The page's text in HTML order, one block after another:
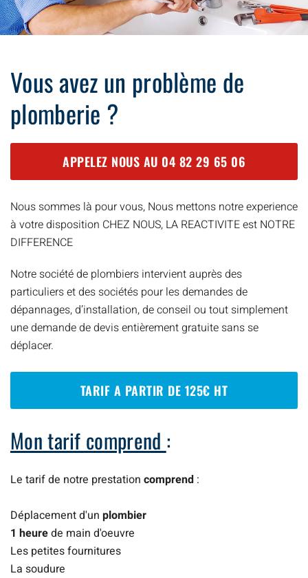
Vous avez un problème de
plomberie ?
APPELEZ NOUS AU 04 82 29 65 06
Nous sommes là pour vous, Nous mettons notre experience
à votre disposition CHEZ NOUS, LA REACTIVITE est NOTRE
DIFFERENCE
Notre société de plombiers intervient auprès des
particuliers et des sociétés pour les demandes de
dépannages, d’installation, de conseil ou tout simplement
une demande de devis entièrement gratuite sans se
déplacer.
TARIF A PARTIR DE 125€ HT
Mon tarif comprend :
Le tarif de notre prestation comprend :
Déplacement d'un plombier
1 heurede main d'oeuvre
Les petites fournitures
La soudure